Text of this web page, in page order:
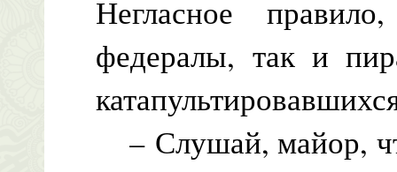
Негласное
федералы, так и
– Слушай, майор,